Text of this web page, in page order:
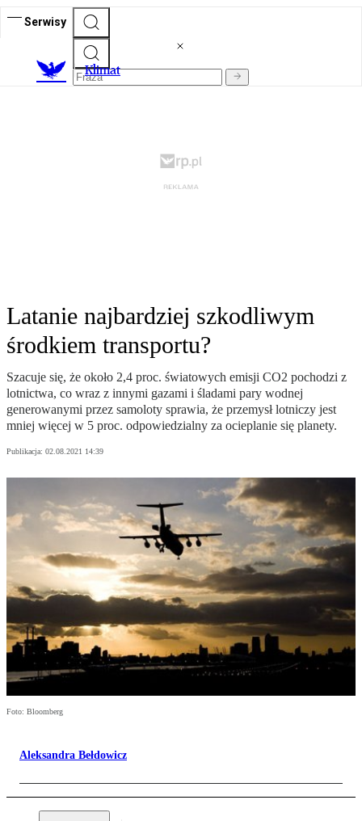
Serwisy
Klimat
Latanie najbardziej szkodliwym
środkiem transportu?
Szacuje się, że około 2,4 proc. światowych emisji CO2 pochodzi z
lotnictwa, co wraz z innymi gazami i śladami pary wodnej
generowanymi przez samoloty sprawia, że przemysł lotniczy jest
mniej więcej w 5 proc. odpowiedzialny za ocieplanie się planety.
Publikacja: 02.08.2021 14:39
Foto: Bloomberg
Aleksandra Bełdowicz